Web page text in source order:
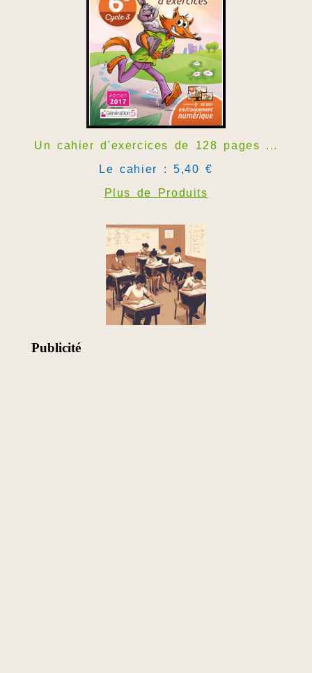
Un cahier d'exercices de 128 pages ...
Le cahier : 5,40 €
Plus de Produits
Publicité